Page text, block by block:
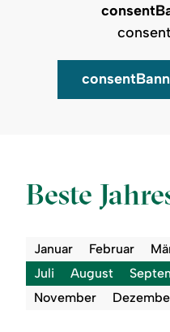
Beste
Januar Februar
Juli
August
November